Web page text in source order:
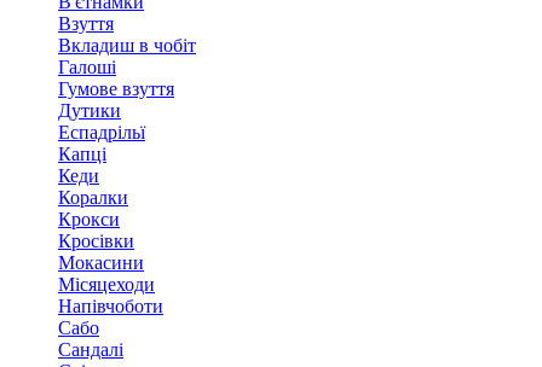
Взуття
Вкладиш в чобіт
Галоші
Гумове взуття
Дутики
Еспадрільї
Капці
Кеди
Коралки
Крокси
Кросівки
Мокасини
Місяцеходи
Напівчоботи
Сабо
Сандалі